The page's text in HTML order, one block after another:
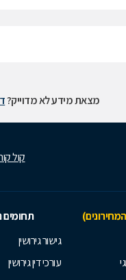
מצאת מידע לא מדוייק?
קול
תחומים
גישור גירושין
עורכי דין גירושין